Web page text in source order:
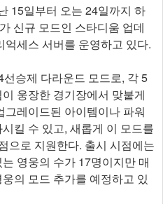
15일부터 오는 24일까지 하
신규 모드인 스타디움 업데
세스 서버를 운영하고 있다.
승제 다라운드 모드로, 각 5
웅장한 경기장에서 맞붙게
레이드된 아이템이나 파워
킬 수 있고, 새롭게 이 모드를
으로 지원한다. 출시 시점에는
영웅의 수가 17명이지만 매
의 모드 추가를 예정하고 있